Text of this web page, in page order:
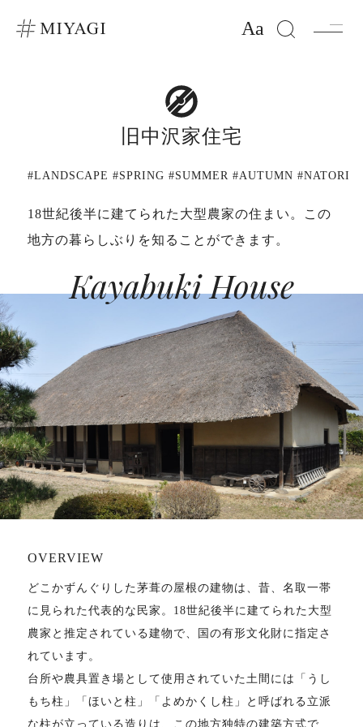
Aa
旧中沢家住宅
#LANDSCAPE #SPRING #SUMMER #AUTUMN #NATORI
18世紀後半に建てられた大型農家の住まい。この
地方の暮らしぶりを知ることができます。
Kayabuki House
OVERVIEW
どこかずんぐりした茅葺の屋根の建物は、昔、名取一帯
に見られた代表的な民家。18世紀後半に建てられた大型
農家と推定されている建物で、国の有形文化財に指定さ
れています。
台所や農具置き場として使用されていた土間には「うし
もち柱」「ほいと柱」「よめかくし柱」と呼ばれる立派
な柱が立っている造りは、この地方独特の建築方式で